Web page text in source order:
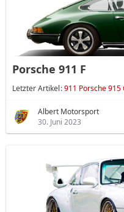
Porsche 911 F
Letzter Artikel 911 Porsche
Albert Motorsport
30. Juni 2023